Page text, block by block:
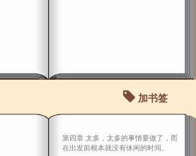
加书签
第四章 太多，太多的事情要做了，而
在出发前根本就没有休闲的时间。